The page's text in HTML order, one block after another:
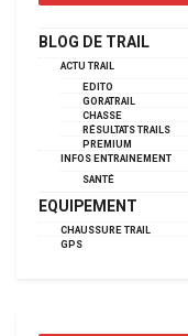
BLOG DE TRAIL
ACTU TRAIL
EDITO
GORATRAIL
CHASSE
RÉSULTATS TRAILS
PREMIUM
INFOS ENTRAINEMENT
SANTÉ
EQUIPEMENT
CHAUSSURE TRAIL
GPS